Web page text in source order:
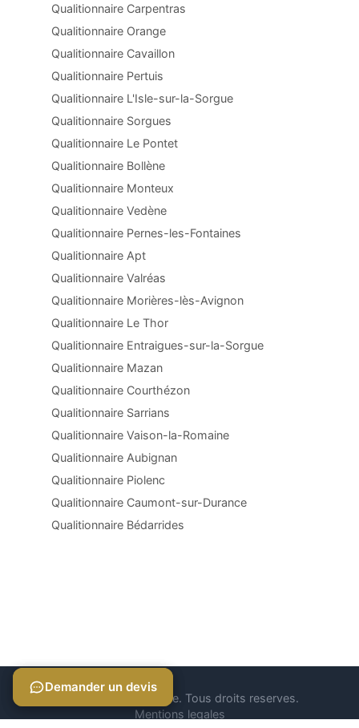
Qualitionnaire Carpentras
Qualitionnaire Orange
Qualitionnaire Cavaillon
Qualitionnaire Pertuis
Qualitionnaire L'Isle-sur-la-Sorgue
Qualitionnaire Sorgues
Qualitionnaire Le Pontet
Qualitionnaire Bollène
Qualitionnaire Monteux
Qualitionnaire Vedène
Qualitionnaire Pernes-les-Fontaines
Qualitionnaire Apt
Qualitionnaire Valréas
Qualitionnaire Morières-lès-Avignon
Qualitionnaire Le Thor
Qualitionnaire Entraigues-sur-la-Sorgue
Qualitionnaire Mazan
Qualitionnaire Courthézon
Qualitionnaire Sarrians
Qualitionnaire Vaison-la-Romaine
Qualitionnaire Aubignan
Qualitionnaire Piolenc
Qualitionnaire Caumont-sur-Durance
Qualitionnaire Bédarrides
© 2026 Qualitionnaire. Tous droits reserves.
Mentions legales
Demander un devis
Demander un devis